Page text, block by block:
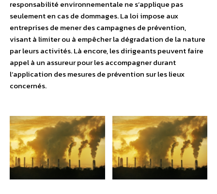
responsabilité environnementale ne s’applique pas
seulement en cas de dommages. La loi impose aux
entreprises de mener des campagnes de prévention,
visant à limiter ou à empêcher la dégradation de la nature
par leurs activités. Là encore, les dirigeants peuvent faire
appel à un assureur pour les accompagner durant
l’application des mesures de prévention sur les lieux
concernés.